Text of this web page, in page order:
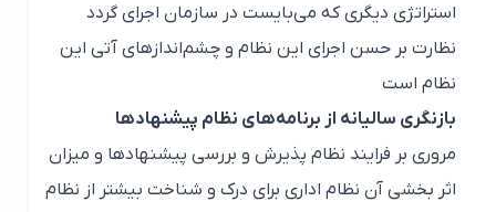
استراتژی دیگری که می‌بایست در سازمان اجرای گردد
نظارت بر حسن اجرای این نظام و چشم‌اندازهای آتی این
نظام است
بازنگری سالیانه از برنامه‌های نظام پیشنهادها
مروری بر فرایند نظام پذیرش و بررسی پیشنهادها و میزان
اثر بخشی آن نظام اداری برای درک و شناخت بیشتر از نظام